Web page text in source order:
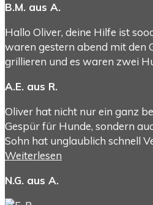
B.M. aus A.
Hallo Oliver, deine Hilfe ist
waren gestern abend mit den
grillieren und es waren zwei
A.E. aus R.
Oliver hat nicht nur ein ganz
Gespür für Hunde, sondern
Sohn hat unglaublich schnell
Weiterlesen
N.G. aus A.